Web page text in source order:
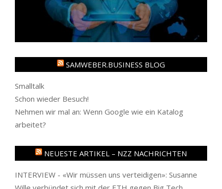
SAMWEBER.BUSINESS BLOG
Smalltalk
Schon wieder Besuch!
Nehmen wir mal an: Wenn Google wie ein Katalog
arbeitet?
NEUESTE ARTIKEL – NZZ NACHRICHTEN
INTERVIEW - «Wir müssen uns verteidigen»: Susanne